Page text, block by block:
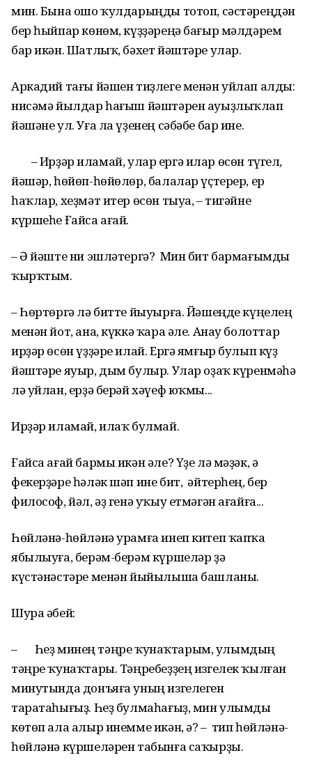
мин. Бына ошо ҡулдарыңды тотоп, сәстәреңдән
бер һыйпар көнөм, күҙҙәреңә бағыр мәлдәрем
бар икән. Шатлыҡ, бәхет йәштәре улар.
Аркадий тағы йәшен тиҙлеге менән уйлап алды:
нисәмә йылдар һағыш йәштәрен ауыҙлыҡлап
йәшәне ул. Уға ла үҙенең сәбәбе бар ине.
– Ирҙәр иламай, улар ергә илар өсөн түгел,
йәшәр, һөйөп-һөйөлөр, балалар үҫтерер, ер
һаҡлар, хеҙмәт итер өсөн тыуа, – тигәйне
күршеһе Ғайса ағай.
– Ә йәште ни эшләтергә? Мин бит бармағымды
ҡырҡтым.
– Һөртөргә лә битте йыуырға. Йәшеңде күңелең
менән йот, ана, күккә ҡара әле. Анау болоттар
ирҙәр өсөн үҙҙәре илай. Ергә ямғыр булып күҙ
йәштәре яуыр, дым булыр. Улар оҙаҡ күренмәһә
лә уйлан, ерҙә берәй хәүеф юҡмы...
Ирҙәр иламай, илаҡ булмай.
Ғайса ағай бармы икән әле? Үҙе лә мәҙәк, ә
фекерҙәре һәләк шәп ине бит, әйтерһең, бер
философ, йәл, әҙ генә уҡыу етмәгән ағайға...
Һөйләнә-һөйләнә урамға инеп китеп ҡапҡа
ябылыуға, берәм-берәм күршеләр ҙә
күстәнәстәре менән йыйылыша башланы.
Шура әбей:
– Һеҙ минең тәңре ҡунаҡтарым, улымдың
тәңре ҡунаҡтары. Тәңребеҙҙең изгелек ҡылған
минутында донъяға уның изгелеген
таратаһығыҙ. Һеҙ булмаһағыҙ, мин улымды
көтөп ала алыр инемме икән, ә? – тип һөйләнә-
һөйләнә күршеләрен табынға саҡырҙы.